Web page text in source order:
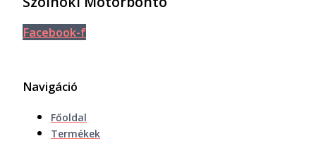
Facebook-f
Navigáció
Főoldal
Termékek